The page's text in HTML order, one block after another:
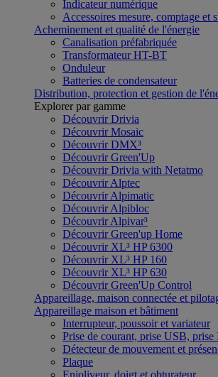
Indicateur numérique
Accessoires mesure, comptage et
Acheminement et qualité de l'énergie
Canalisation préfabriquée
Transformateur HT-BT
Onduleur
Batteries de condensateur
Distribution, protection et gestion de
Explorer par gamme
Découvrir Drivia
Découvrir Mosaic
Découvrir DMX³
Découvrir Green'Up
Découvrir Drivia with Netatmo
Découvrir Alptec
Découvrir Alpimatic
Découvrir Alpibloc
Découvrir Alpivar³
Découvrir Green'up Home
Découvrir XL³ HP 6300
Découvrir XL³ HP 160
Découvrir XL³ HP 630
Découvrir Green'Up Control
Appareillage, maison connectée et
Appareillage maison et bâtiment
Interrupteur, poussoir et variateur
Prise de courant, prise USB,
Détecteur de mouvement et
Plaque
Enjoliveur, doigt et obturateur